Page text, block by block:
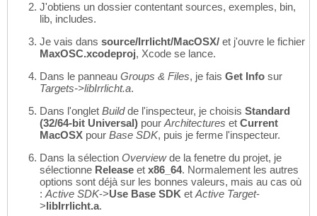
J'obtiens un dossier contentant sources, exemples, bin,
lib, includes.
Je vais dans source/Irrlicht/MacOSX/ et j'ouvre le fichier
MaxOSC.xcodeproj, Xcode se lance.
Dans le panneau Groups & Files, je fais Get Info sur
Targets->libIrrlicht.a.
Dans l'onglet Buildde l'inspecteur, je choisis Standard
(32/64-bit Universal) pour Architectures et Current
MacOSX pour Base SDK, puis je ferme l'inspecteur.
Dans la sélection Overviewde la fenetre du projet, je
sélectionne Release et x86_64. Normalement les autres
options sont déjà sur les bonnes valeurs, mais au cas où
: Active SDK->Use Base SDK et Active Target-
>libIrrlicht.a.